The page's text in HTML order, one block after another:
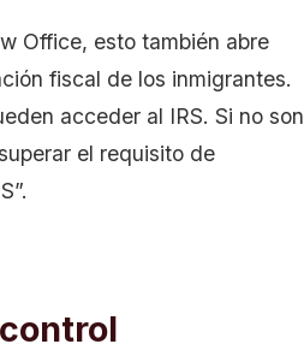
Office, esto también abre
fiscal de los inmigrantes.
acceder al IRS. Si no son
el requisito de